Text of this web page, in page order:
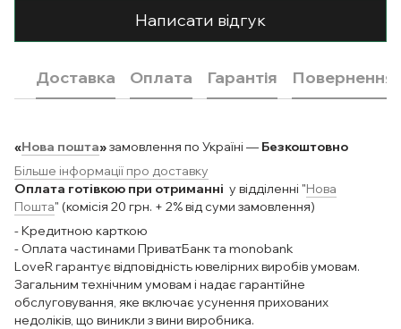
Написати відгук
Доставка Оплата Гарантія Повернення
«Нова пошта»замовлення по Україні — Безкоштовно
Більше інформації про доставку
Оплата готівкою при отриманні у відділенні "Нова
Пошта" (комісія 20 грн. + 2% від суми замовлення)
- Кредитною карткою
- Оплата частинами ПриватБанк та monobank
LoveR гарантує відповідність ювелірних виробів умовам.
Загальним технічним умовам і надає гарантійне
обслуговування, яке включає усунення прихованих
недоліків, що виникли з вини виробника.